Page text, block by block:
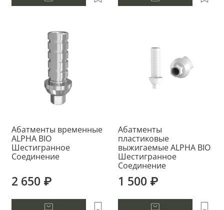
Абатменты временные
ALPHA BIO
Шестигранное
Соединение
2 650 ₽
Абатменты
пластиковые
выжигаемые ALPHA BIO
Шестигранное
Соединение
1 500 ₽